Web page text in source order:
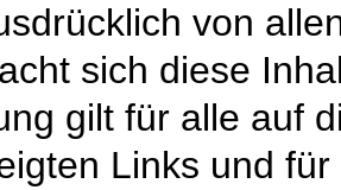
von
sich diese
gilt für alle auf
Links und